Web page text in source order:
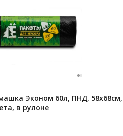
Эконом 60л, ПНД,
в рулоне